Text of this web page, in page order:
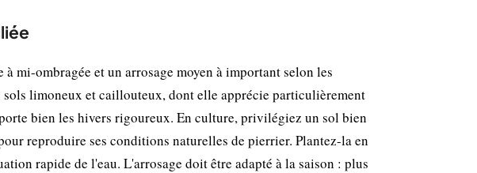
mi-ombragée et un arrosage moyen à important selon les
limoneux et caillouteux, dont elle apprécie particulièrement
bien les hivers rigoureux. En culture, privilégiez un sol bien
reproduire ses conditions naturelles de pierrier. Plantez-la en
rapide de l'eau. L'arrosage doit être adapté à la saison : plus